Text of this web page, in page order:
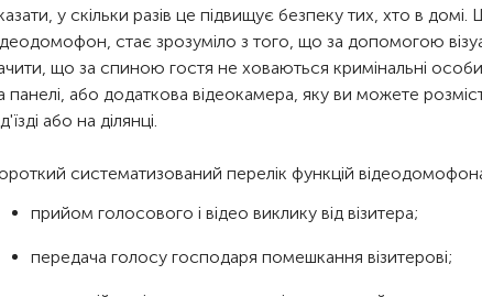
у скільки разів це підвищує безпеку тих, хто в
стає зрозуміло з того, що за допомогою
що за спиною гостя не ховаються кримінальні
панелі, або додаткова відеокамера, яку ви можете
або на ділянці.
систематизований перелік функцій
прийом голосового і відео виклику від візитера;
передача голосу господаря помешкання візитерові;